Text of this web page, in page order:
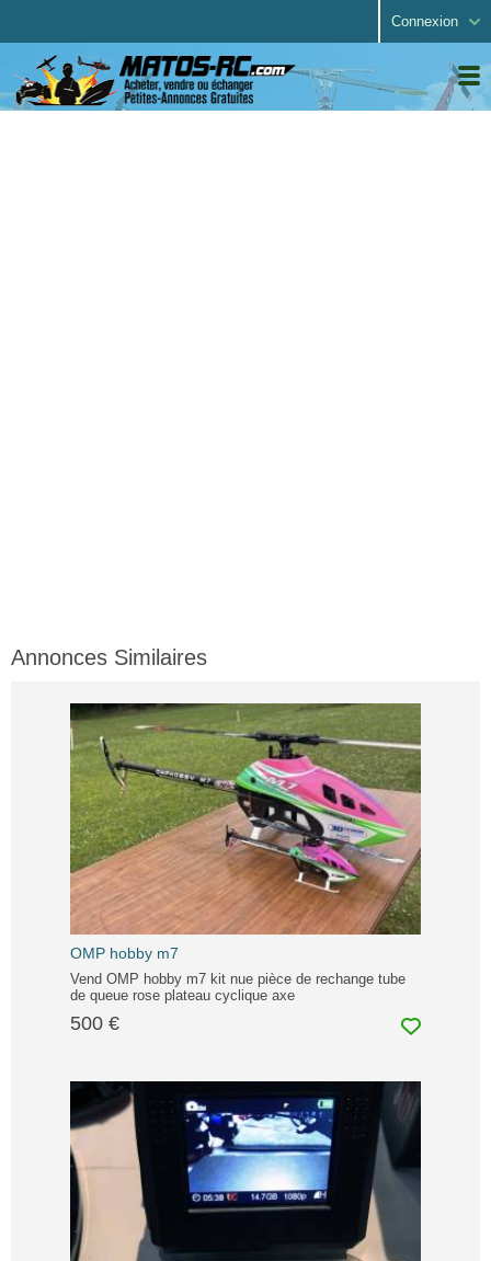
Connexion
Annonces Similaires
OMP hobby m7
Vend OMP hobby m7 kit nue pièce de rechange tube
de queue rose plateau cyclique axe
500 €